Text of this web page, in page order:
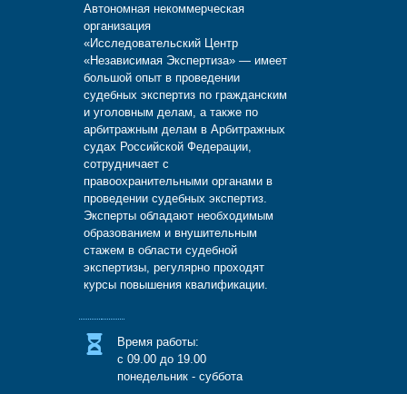
Автономная некоммерческая
организация
«Исследовательский Центр
«Независимая Экспертиза» — имеет
большой опыт в проведении
судебных экспертиз по гражданским
и уголовным делам, а также по
арбитражным делам в Арбитражных
судах Российской Федерации,
сотрудничает с
правоохранительными органами в
проведении судебных экспертиз.
Эксперты обладают необходимым
образованием и внушительным
стажем в области судебной
экспертизы, регулярно проходят
курсы повышения квалификации.
Время работы:
с 09.00 до 19.00
понедельник - суббота